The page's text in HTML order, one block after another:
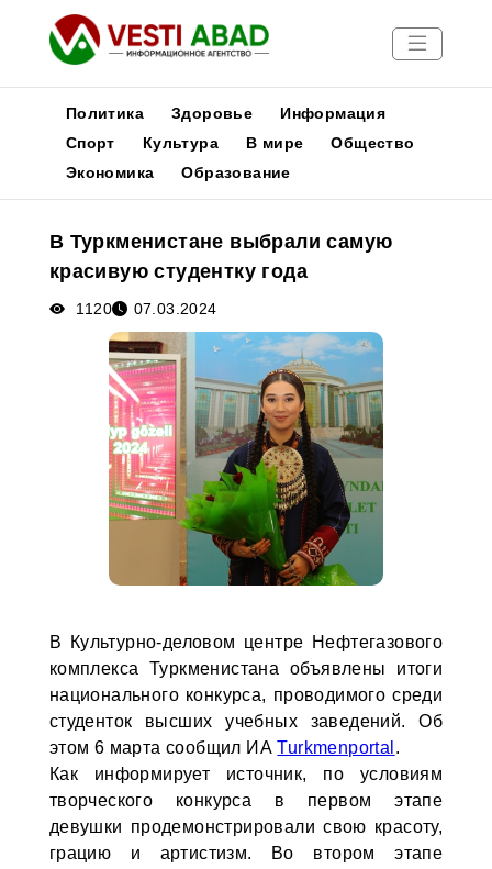
Новости
Медиа
Афиша
Политика Здоровье
Информация
Спорт
Культура В мире
Общество
Экономика
Образование
В Туркменистане выбрали самую
красивую студентку года
1120 07.03.2024
В Культурно-деловом центре Нефтегазового
комплекса Туркменистана объявлены итоги
национального конкурса, проводимого среди
студенток высших учебных заведений. Об
этом 6 марта сообщил ИАTurkmenportal .
Как информирует источник, по условиям
творческого конкурса в первом этапе
девушки продемонстрировали свою красоту,
грацию и артистизм. Во втором этапе